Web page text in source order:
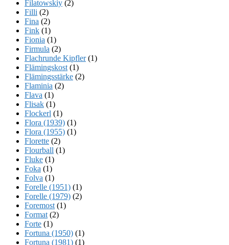
Filatowskiy (2)
Filli (2)
Fina (2)
Fink (1)
Fionia (1)
Firmula (2)
Flachrunde Kipfler(1)
Flämingskost (1)
Flämingsstärke (2)
Flaminia (2)
Flava (1)
Flisak (1)
Flockerl (1)
Flora (1939) (1)
Flora (1955) (1)
Florette (2)
Flourball (1)
Fluke (1)
Foka (1)
Folva (1)
Forelle (1951) (1)
Forelle (1979) (2)
Foremost (1)
Format (2)
Forte (1)
Fortuna (1950) (1)
Fortuna (1981) (1)